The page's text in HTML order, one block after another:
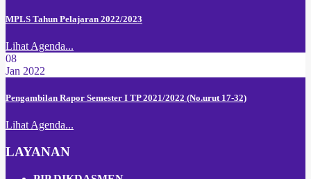
MPLS Tahun Pelajaran 2022/2023
Lihat Agenda...
08
Jan 2022
Pengambilan Rapor Semester I TP 2021/2022 (No.urut 17-32)
Lihat Agenda...
LAYANAN